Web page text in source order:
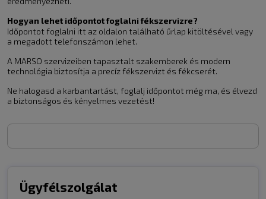
Hogyan lehet időpontot foglalni fékszervizre?
Időpontot foglalni itt az oldalon található űrlap kitöltésével vagy
a megadott telefonszámon lehet.
A MARSO szervizeiben tapasztalt szakemberek és modern
technológia biztosítja a precíz fékszervizt és fékcserét.
Ne halogasd a karbantartást, foglalj időpontot még ma, és élvezd
a biztonságos és kényelmes vezetést!
Ügyfélszolgálat